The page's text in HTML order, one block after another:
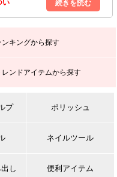
)以降の対応となりますので
い
じております｡
ンキングから探す
レンドアイテムから探す
プ ポリッシュ
ネイルツール
し 便利アイテム